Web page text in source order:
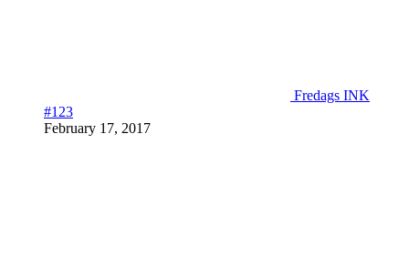
Fredags INK
#123
February 17, 2017